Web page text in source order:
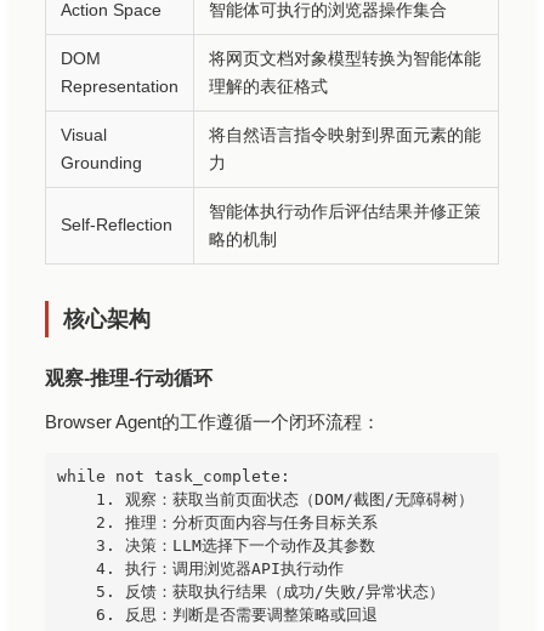
Action Space 智能体可执行的浏览器操作集合
DOM
Representation
将网页文档对象模型转换为智能体能
理解的表征格式
Visual
Grounding
将自然语言指令映射到界面元素的能
力
Self-Reflection
智能体执行动作后评估结果并修正策
略的机制
核心架构
观察-推理-行动循环
Browser Agent的工作遵循一个闭环流程：
while not task_complete:
    1. 观察：获取当前页面状态（DOM/截图/无障碍树）
    2. 推理：分析页面内容与任务目标关系
    3. 决策：LLM选择下一个动作及其参数
    4. 执行：调用浏览器API执行动作
    5. 反馈：获取执行结果（成功/失败/异常状态）